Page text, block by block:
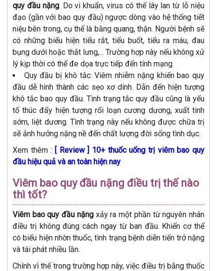
quy đầu nặng. Do vi khuẩn, virus có thể lây lan từ lỗ niệu
đạo (gần với bao quy đầu) ngược dòng vào hệ thống tiết
niệu bên trong, cụ thể là bằng quang, thận. Người bệnh sẽ
có những biểu hiện tiểu rắt, tiểu buốt, tiểu ra máu, đau
bụng dưới hoặc thắt lưng,... Trường hợp này nếu không xử
lý kịp thời có thể đe dọa trực tiếp đến tính mạng.
Quy đầu bị khô tắc: Viêm nhiễm nặng khiến bao quy
đầu dễ hình thành các sẹo xơ dính. Dẫn đến hiện tượng
khô tắc bao quy đầu. Tình trạng tắc quy đầu cũng là yếu
tố thúc đẩy hiện tượng rối loạn cương dương, xuất tinh
sớm, liệt dương. Tình trạng này nếu không được chữa trị
sẽ ảnh hưởng nặng nề đến chất lượng đời sống tình dục.
Xem thêm : [ Review ] 10+ thuốc uống trị viêm bao quy
đầu hiệu quả và an toàn hiện nay
Viêm bao quy đầu nặng điều trị thế nào
thì tốt?
Viêm bao quy đầu nặngxảy ra một phần từ nguyên nhân
điều trị không đúng cách ngay từ ban đầu. Khiến cơ thể
có biểu hiện nhờn thuốc, tình trạng bệnh diễn tiến trở nặng
và tái phát nhiều lần.
Chính vì thế trong trường hợp này, việc điều trị bằng thuốc